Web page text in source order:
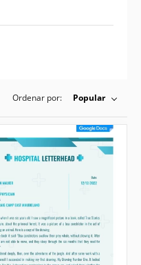
Ordenar por: Popular